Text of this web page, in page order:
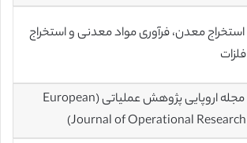
استخراج‌ معدن‌، فرآوری مواد معدنی و استخراج
فلزات
مجله اروپایی پژوهش عملیاتی (European
Journal of Operational Research)